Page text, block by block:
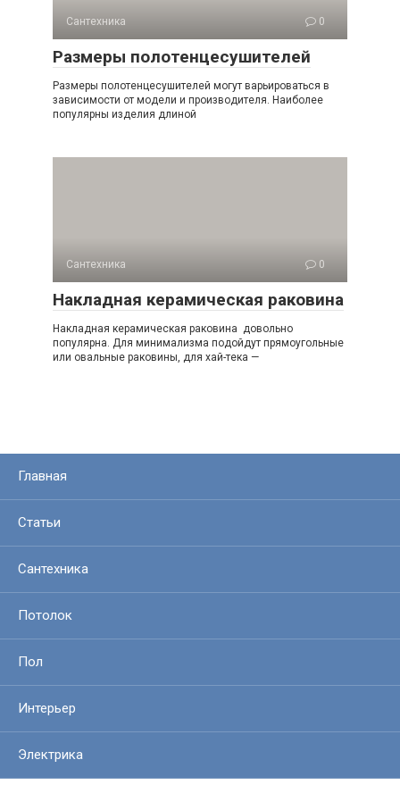
Сантехника 0
Размеры полотенцесушителей
Размеры полотенцесушителей могут варьироваться в
зависимости от модели и производителя. Наиболее
популярны изделия длиной
Сантехника 0
Накладная керамическая раковина
Накладная керамическая раковина довольно
популярна. Для минимализма подойдут прямоугольные
или овальные раковины, для хай-тека —
Главная
Статьи
Сантехника
Потолок
Пол
Интерьер
Электрика